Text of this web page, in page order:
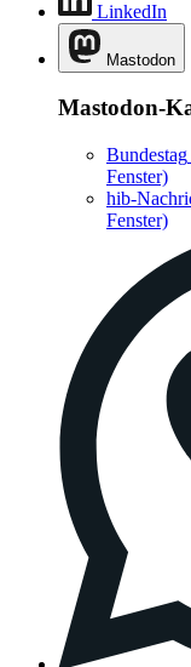
LinkedIn
Mastodon
Mastodon-
Bundestag
Fenster)
hib-
Fenster)